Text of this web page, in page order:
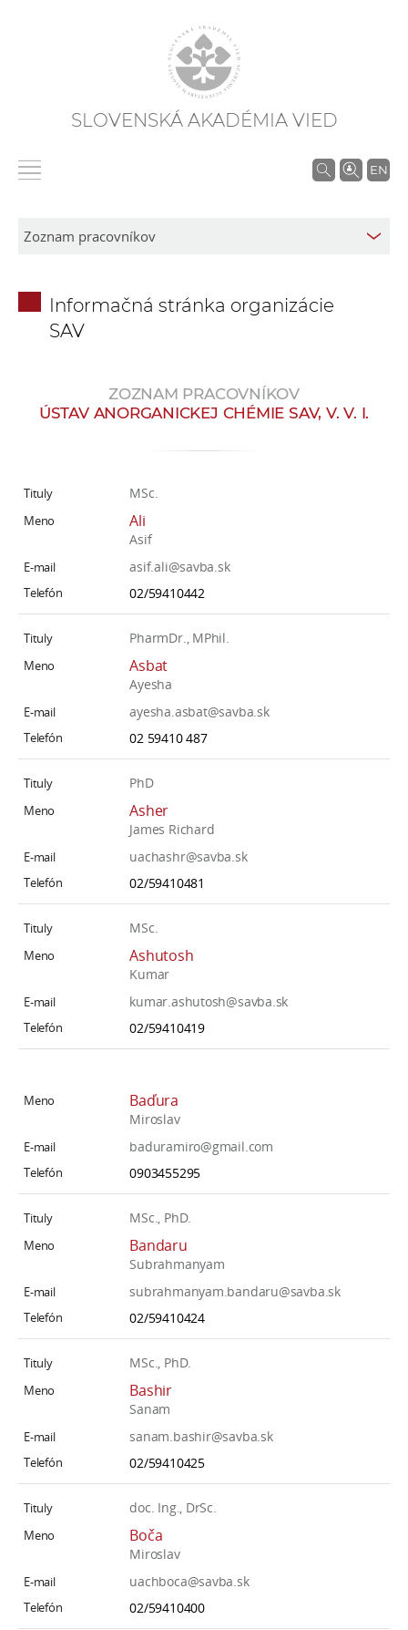
SLOVENSKÁ AKADÉMIA VIED
EN
V
a
Informačná stránka organizácie
SAV
ZOZNAM PRACOVNÍKOV
ÚSTAV ANORGANICKEJ CHÉMIE SAV, V. V. I.
MSc.
Ali
Asif
asif.ali@savba.sk
02/59410442
PharmDr., MPhil.
Asbat
Ayesha
ayesha.asbat@savba.sk
02 59410 487
PhD
Asher
James Richard
uachashr@savba.sk
02/59410481
MSc.
Ashutosh
Kumar
kumar.ashutosh@savba.sk
02/59410419
Baďura
Miroslav
baduramiro@gmail.com
0903455295
MSc., PhD.
Bandaru
Subrahmanyam
subrahmanyam.bandaru@savba.sk
02/59410424
MSc., PhD.
Bashir
Sanam
sanam.bashir@savba.sk
02/59410425
doc. Ing., DrSc.
Boča
Miroslav
uachboca@savba.sk
02/59410400